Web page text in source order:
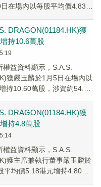
在場內以每股平均價4.83港
DRAGON(01184.HK)獲
持10.6萬股
權益資料顯示，S.A.S.
獲嚴玉麟於1月5日在場內以
持10.60萬股，涉資約54.06
DRAGON(01184.HK)獲
持4.8萬股
權益資料顯示，S.A.S.
獲主席兼執行董事嚴玉麟於
平均價5.18港元增持4.80萬